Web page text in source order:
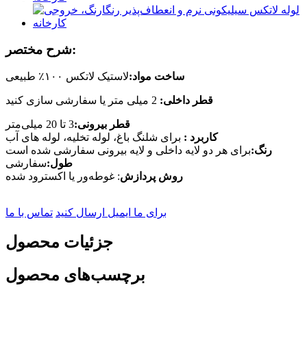
شرح مختصر:
ساخت مواد:لاستیک لاتکس ۱۰۰٪ طبیعی
قطر داخلی: 2 میلی متر یا سفارشی سازی کنید
قطر بیرونی:3 تا 20 میلی‌متر
کاربرد : برای شلنگ باغ، لوله تخلیه، لوله های آب
رنگ:برای هر دو لایه داخلی و لایه بیرونی سفارشی شده است
طول:سفارشی
روش پردازش: غوطه‌ور یا اکسترود شده
برای ما ایمیل ارسال کنید تماس با ما
جزئیات محصول
برچسب‌های محصول